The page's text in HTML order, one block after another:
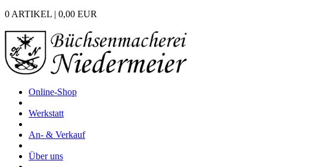
0 ARTIKEL | 0,00 EUR
Online-Shop
Werkstatt
An- & Verkauf
Über uns